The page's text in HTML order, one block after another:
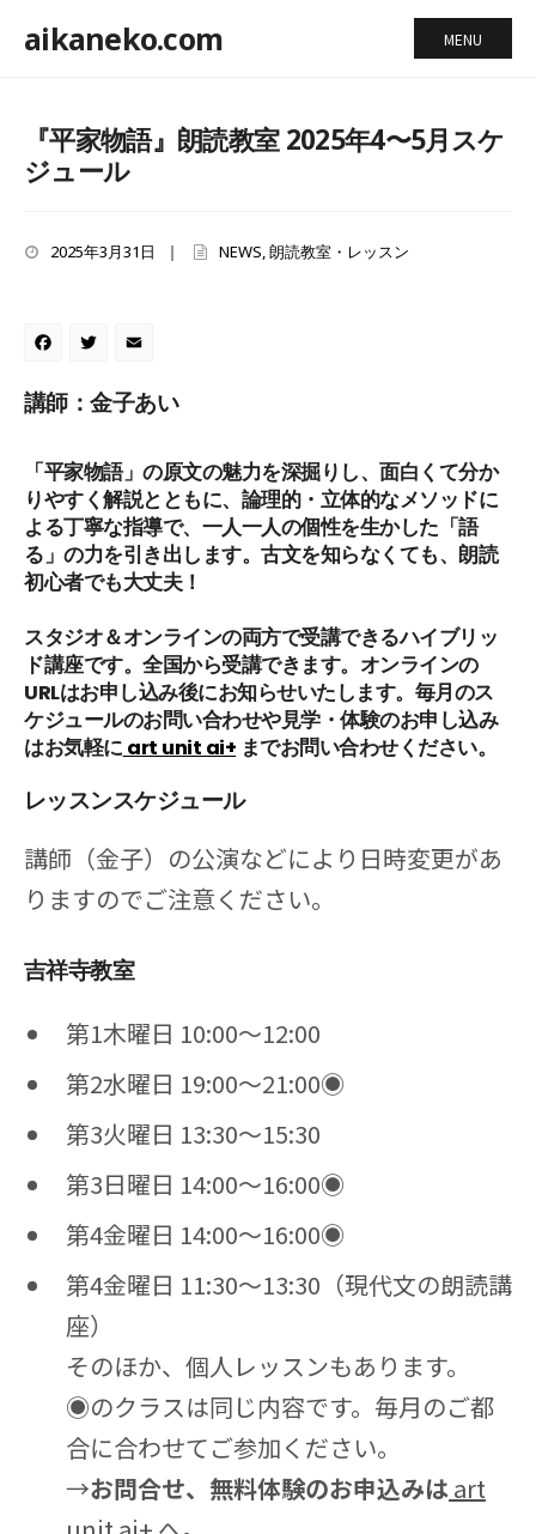
aikaneko.com MENU
『平家物語』朗読教室 2025年4〜5月スケ
ジュール
2025年3月31日 | NEWS,朗読教室・レッスン
Facebook
Twitter
講師：金子あい
「平家物語」の原文の魅力を深掘りし、面白くて分か
りやすく解説とともに、論理的・立体的なメソッドに
よる丁寧な指導で、一人一人の個性を生かした「語
る」の力を引き出します。古文を知らなくても、朗読
初心者でも大丈夫！
スタジオ＆オンラインの両方で受講できるハイブリッ
ド講座です。全国から受講できます。オンラインの
URLはお申し込み後にお知らせいたします。毎月のス
ケジュールのお問い合わせや見学・体験のお申し込み
はお気軽に art unit ai+ までお問い合わせください。
レッスンスケジュール
講師（金子）の公演などにより日時変更があ
りますのでご注意ください。
吉祥寺教室
第1木曜日 10:00～12:00
第2水曜日 19:00～21:00◉
第3火曜日 13:30～15:30
第3日曜日 14:00～16:00◉
第4金曜日 14:00〜16:00◉
第4金曜日 11:30〜13:30（現代文の朗読講
座）
そのほか、個人レッスンもあります。
◉のクラスは同じ内容です。毎月のご都
合に合わせてご参加ください。
→お問合せ、無料体験のお申込みはart